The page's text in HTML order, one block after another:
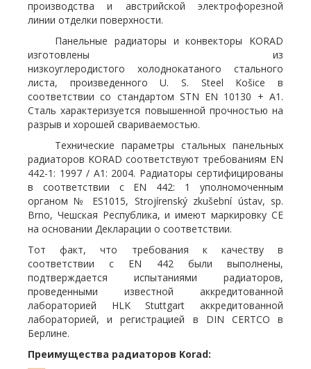
производства и австрийской электрофорезной
линии отделки поверхности.
Панельные радиаторы и конвекторы KORAD
изготовлены из
низкоуглеродистого холоднокатаного стального
листа, произведенного U. S. Steel Košice в
соответствии со стандартом STN EN 10130 + A1.
Сталь характеризуется повышенной прочностью на
разрыв и хорошей свариваемостью.
Технические параметры стальных панельных
радиаторов KORAD соответствуют требованиям EN
442-1: 1997 / A1: 2004. Радиаторы сертифицированы
в соответствии с EN 442: 1 уполномоченным
органом № ES1015, Strojírenský zkušební ústav, sp.
Brno, Чешская Республика, и имеют маркировку CE
на основании Декларации о соответствии.
Тот факт, что требования к качеству в
соответствии с EN 442 были выполнены,
подтверждается испытаниями радиаторов,
проведенными известной аккредитованной
лабораторией HLK Stuttgart аккредитованной
лабораторией, и регистрацией в DIN CERTCO в
Берлине.
Преимущества радиаторов Korad: